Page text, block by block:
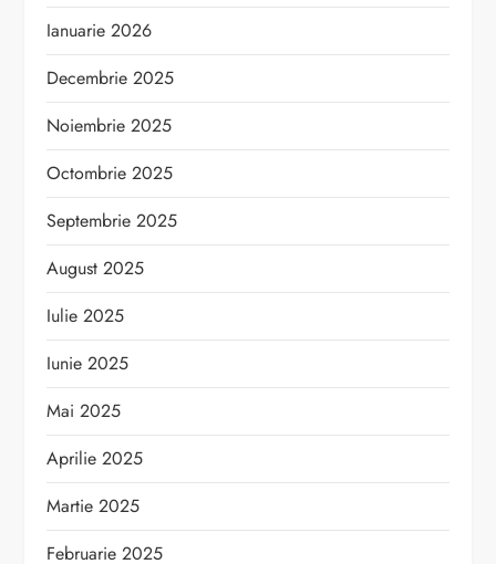
Ianuarie 2026
Decembrie 2025
Noiembrie 2025
Octombrie 2025
Septembrie 2025
August 2025
Iulie 2025
Iunie 2025
Mai 2025
Aprilie 2025
Martie 2025
Februarie 2025